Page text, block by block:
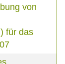
von
für das